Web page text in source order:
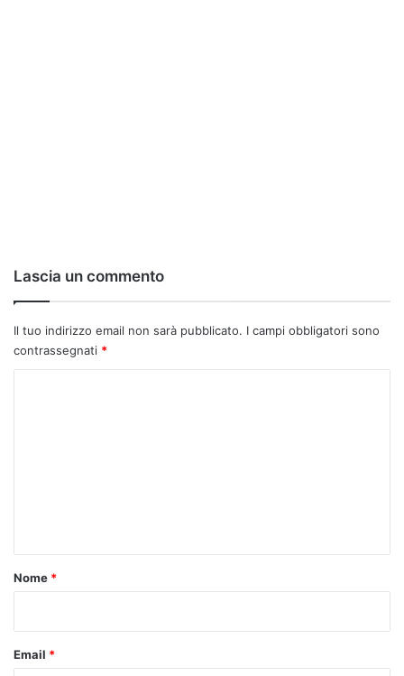
Lascia un commento
Il tuo indirizzo email non sarà pubblicato. I campi obbligatori sono
contrassegnati *
o
Nome *
Email *